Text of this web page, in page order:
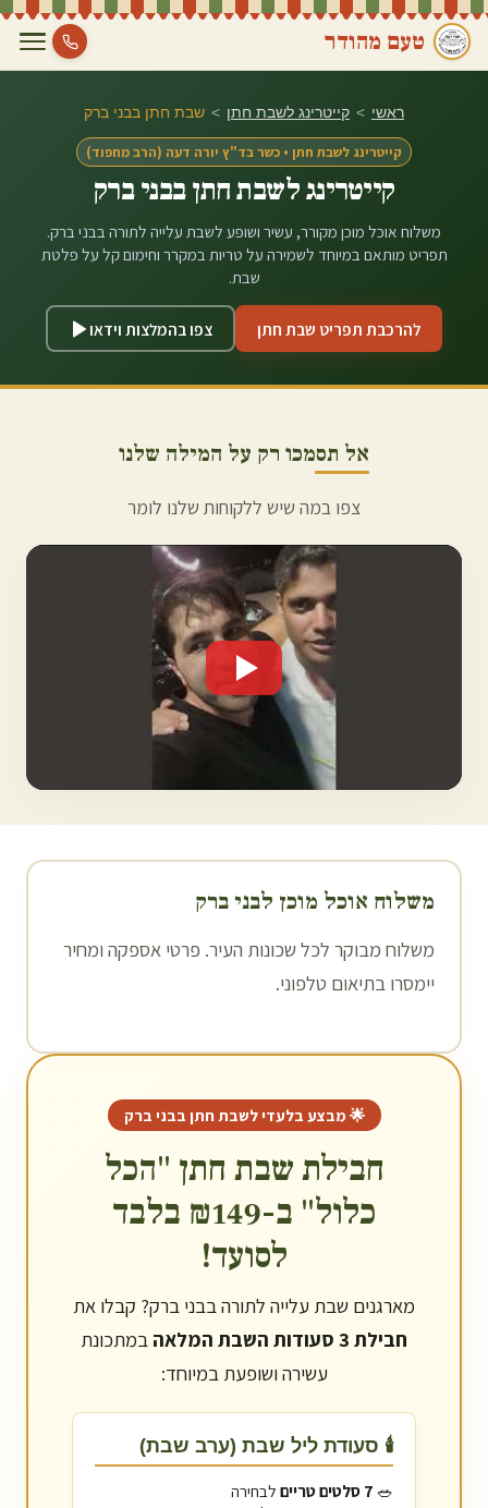
טעם מהודר
ראשי > קייטרינג לשבת חתן > שבת חתן בבני ברק
קייטרינג לשבת חתן • כשר בד"ץ יורה דעה (הרב מחפוד)
קייטרינג לשבת חתן בבני ברק
משלוח אוכל מוכן מקורר, עשיר ושופע לשבת עלייה לתורה בבני ברק.
תפריט מותאם במיוחד לשמירה על טריות במקרר וחימום קל על פלטת
שבת.
להרכבת תפריט שבת חתן צפו בהמלצות וידאו
אל תסמכו רק על המילה שלנו
צפו במה שיש ללקוחות שלנו לומר
משלוח אוכל מוכן לבני ברק
משלוח מבוקר לכל שכונות העיר. פרטי אספקה ומחיר
יימסרו בתיאום טלפוני.
🌟 מבצע בלעדי לשבת חתן בבני ברק
חבילת שבת חתן "הכל
כלול" ב-₪149 בלבד
לסועד!
מארגנים שבת עלייה לתורה בבני ברק? קבלו את
חבילת 3 סעודות השבת המלאה
במתכונת
עשירה ושופעת במיוחד:
🕯️ סעודת ליל שבת (ערב שבת)
🥗 7 סלטים טריים
לבחירה